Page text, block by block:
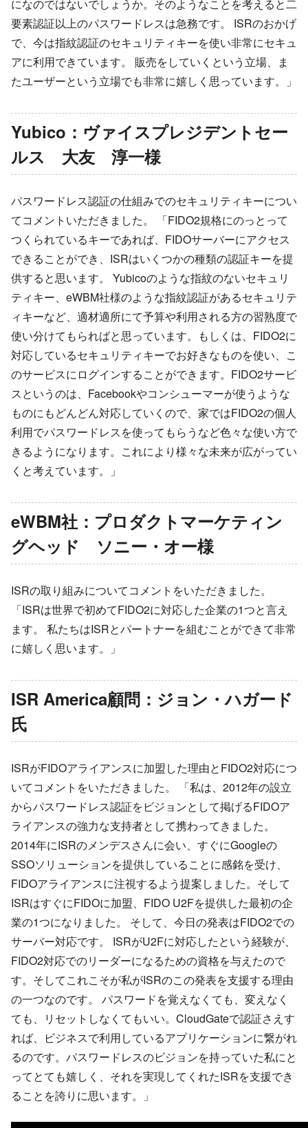
になのではないでしょうか。そのようなことを考えると二
要素認証以上のパスワードレスは急務です。 ISRのおかげ
で、今は指紋認証のセキュリティキーを使い非常にセキュ
アに利用できています。 販売をしていくという立場、ま
たユーザーという立場でも非常に嬉しく思っています。」
Yubico：ヴァイスプレジデントセー
ルス 大友 淳一様
パスワードレス認証の仕組みでのセキュリティキーについ
てコメントいただきました。 「FIDO2規格にのっとって
つくられているキーであれば、FIDOサーバーにアクセス
できることができ、ISRはいくつかの種類の認証キーを提
供すると思います。 Yubicoのような指紋のないセキュリ
ティキー、eWBM社様のような指紋認証があるセキュリテ
ィキーなど、適材適所にて予算や利用される方の習熟度で
使い分けてもらればと思っています。もしくは、FIDO2に
対応しているセキュリティキーでお好きなものを使い、こ
のサービスにログインすることができます。FIDO2サービ
スというのは、Facebookやコンシューマーが使うような
ものにもどんどん対応していくので、家ではFIDO2の個人
利用でパスワードレスを使ってもらうなど色々な使い方で
きるようになります。これにより様々な未来が広がってい
くと考えています。」
eWBM社：プロダクトマーケティン
グヘッド ソニー・オー様
ISRの取り組みについてコメントをいただきました。
「ISRは世界で初めてFIDO2に対応した企業の1つと言え
ます。 私たちはISRとパートナーを組むことができて非常
に嬉しく思います。」
ISR America顧問：ジョン・ハガード
氏
ISRがFIDOアライアンスに加盟した理由とFIDO2対応につ
いてコメントをいただきました。 「私は、2012年の設立
からパスワードレス認証をビジョンとして掲げるFIDOア
ライアンスの強力な支持者として携わってきました。
2014年にISRのメンデスさんに会い、すぐにGoogleの
SSOソリューションを提供していることに感銘を受け、
FIDOアライアンスに注視するよう提案しました。そして
ISRはすぐにFIDOに加盟、FIDO U2Fを提供した最初の企
業の1つになりました。 そして、今日の発表はFIDO2での
サーバー対応です。 ISRがU2Fに対応したという経験が、
FIDO2対応でのリーダーになるための資格を与えたので
す。そしてこれこそが私がISRのこの発表を支援する理由
の一つなのです。 パスワードを覚えなくても、変えなく
ても、リセットしなくてもいい。CloudGateで認証さえす
れば、ビジネスで利用しているアプリケーションに繋がれ
るのです。パスワードレスのビジョンを持っていた私にと
ってとても嬉しく、それを実現してくれたISRを支援でき
ることを誇りに思います。」